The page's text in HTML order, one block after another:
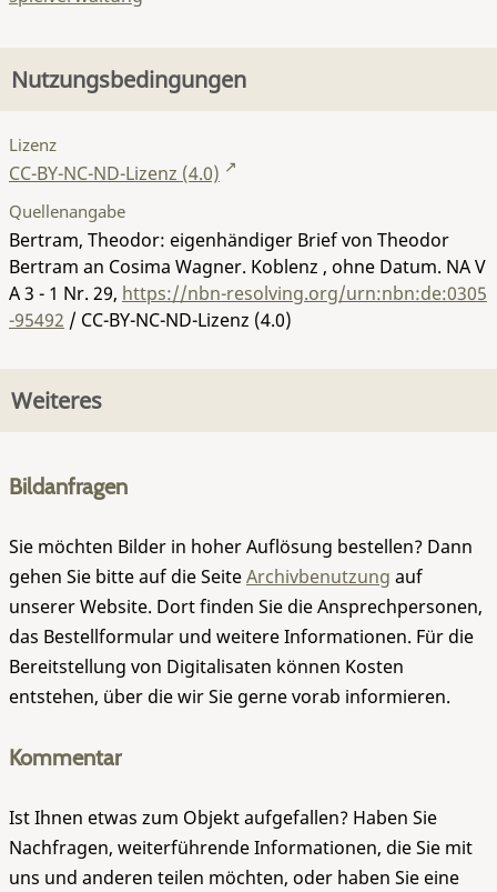
Nutzungsbedingungen
Lizenz
CC-BY-NC-ND-Lizenz (4.0)
Quellenangabe
Bertram, Theodor: eigenhändiger Brief von Theodor
Bertram an Cosima Wagner. Koblenz , ohne Datum. NA V
A 3 - 1 Nr. 29, https://nbn-resolving.org/urn:nbn:de:0305
-95492 / CC-BY-NC-ND-Lizenz (4.0)
Weiteres
Bildanfragen
Sie möchten Bilder in hoher Auflösung bestellen? Dann
gehen Sie bitte auf die SeiteArchivbenutzung auf
unserer Website. Dort finden Sie die Ansprechpersonen,
das Bestellformular und weitere Informationen. Für die
Bereitstellung von Digitalisaten können Kosten
entstehen, über die wir Sie gerne vorab informieren.
Kommentar
Ist Ihnen etwas zum Objekt aufgefallen? Haben Sie
Nachfragen, weiterführende Informationen, die Sie mit
uns und anderen teilen möchten, oder haben Sie eine